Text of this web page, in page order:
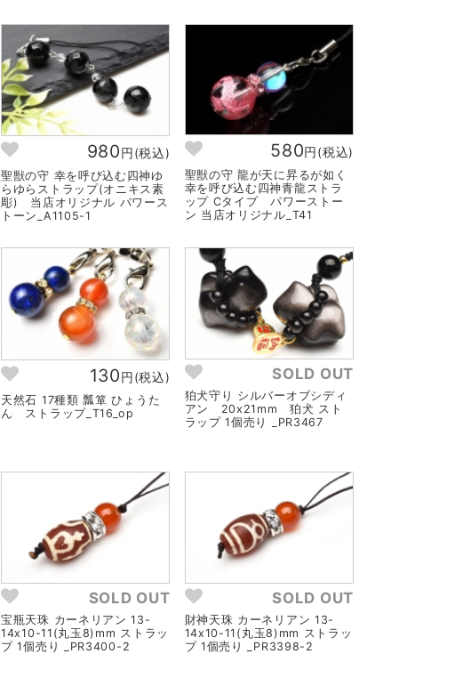
980円(税込)
聖獣の守 幸を呼び込む四神ゆ
らゆらストラップ(オニキス素
彫) 当店オリジナル パワース
トーン_A1105-1
580円(税込)
聖獣の守 龍が天に昇るが如く
幸を呼び込む四神青龍ストラ
ップ Cタイプ パワーストー
ン 当店オリジナル_T41
130円(税込)
天然石 17種類 瓢箪 ひょうた
ん ストラップ_T16_op
SOLD OUT
狛犬守り シルバーオブシディ
アン 20x21mm 狛犬 スト
ラップ 1個売り _PR3467
SOLD OUT
宝瓶天珠 カーネリアン 13-
14x10-11(丸玉8)mm ストラッ
プ 1個売り _PR3400-2
SOLD OUT
財神天珠 カーネリアン 13-
14x10-11(丸玉8)mm ストラッ
プ 1個売り _PR3398-2